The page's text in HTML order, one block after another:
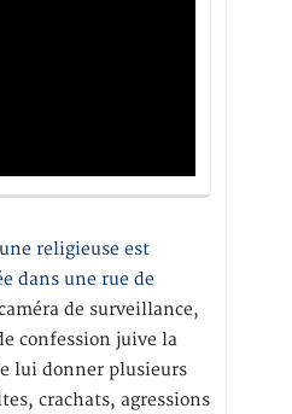
religieuse est
dans une rue de
de surveillance,
confession juive la
lui donner plusieurs
crachats, agressions